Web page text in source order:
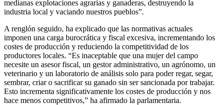
medianas explotaciones agrarias y ganaderas, destruyendo la
industria local y vaciando nuestros pueblos”.
A renglón seguido, ha explicado que las normativas actuales
imponen una carga burocrática y fiscal excesiva, incrementando los
costes de producción y reduciendo la competitividad de los
productores locales. “Es inaceptable que una mujer del campo
necesite un asesor fiscal, un gestor administrativo, un agrónomo, un
veterinario y un laboratorio de análisis solo para poder regar, segar,
sembrar, criar o sacrificar su ganado sin ser sancionada por trabajar.
Esto incrementa significativamente los costes de producción y nos
hace menos competitivos,” ha afirmado la parlamentaria.